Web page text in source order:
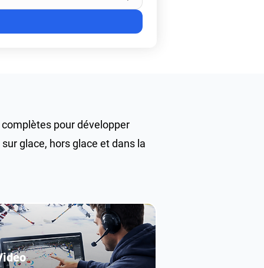
pour développer
glace, hors glace et dans la